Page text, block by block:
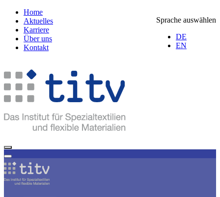
Sprache auswählen
DE
EN
Home
Aktuelles
Karriere
Über uns
Kontakt